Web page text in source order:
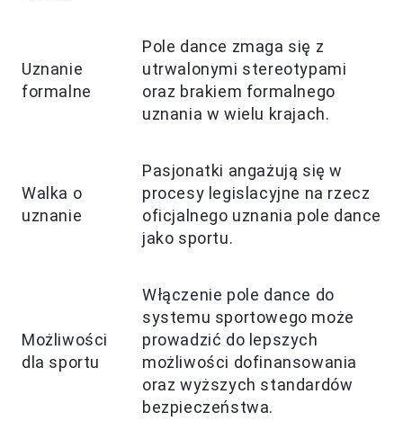
Uznanie
formalne
Pole dance zmaga się z
utrwalonymi stereotypami
oraz brakiem formalnego
uznania w wielu krajach.
Walka o
uznanie
Pasjonatki angażują się w
procesy legislacyjne na rzecz
oficjalnego uznania pole dance
jako sportu.
Możliwości
dla sportu
Włączenie pole dance do
systemu sportowego może
prowadzić do lepszych
możliwości dofinansowania
oraz wyższych standardów
bezpieczeństwa.